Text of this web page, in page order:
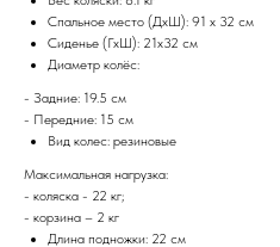
Спальное место (ДхШ): 91 x 32 см
Сиденье (ГхШ): 21х32 см
Диаметр колёс:
- Задние: 19.5 см
- Передние: 15 см
Вид колес: резиновые
Максимальная нагрузка:
- коляска - 22 кг;
- корзина – 2 кг
Длина подножки: 22 см